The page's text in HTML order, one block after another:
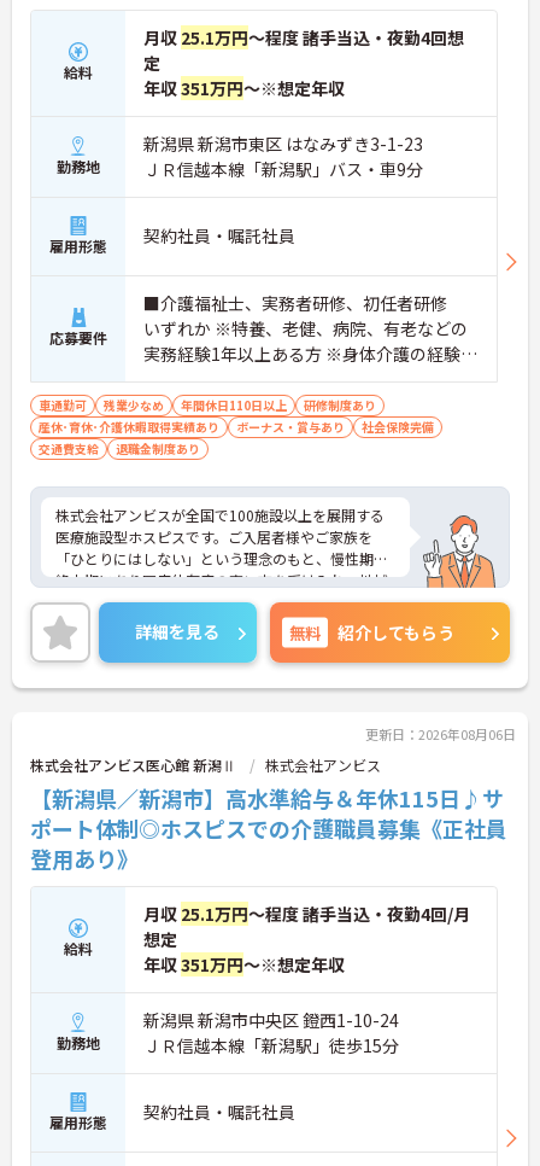
給料
月収 25.1万円～程度 諸手当込・夜勤4回想
定
年収351万円～※想定年収
勤務地
新潟県 新潟市東区 はなみずき3-1-23
ＪＲ信越本線「新潟駅」バス・車9分
雇用形態 契約社員・嘱託社員
応募要件
■介護福祉士、実務者研修、初任者研修
いずれか ※特養、老健、病院、有老などの
実務経験1年以上ある方 ※身体介護の経験年
以上ある方、機械浴の使用の経験のある方
歓迎
車通勤可 残業少なめ 年間休日110日以上
研修制度あり
産休･育休･介護休暇取得実績あり
ボーナス・賞与あり
社会保険完備
交通費支給
退職金制度あり
株式会社アンビスが全国で100施設以上を展開する
医療施設型ホスピスです。ご入居者様やご家族を
「ひとりにはしない」という理念のもと、慢性期や
終末期にあり医療依存度の高い方を受け入れ、地域
医療を支える社会的意義の高い事業を推進していま
す。現場には看護師が24時間常駐しています。急変
時の対応や医療行為は看護師が担当するため、初任
者研修や実務者研修の方も食事介助や入浴介助など
の生活を支えるケアに専念できる環境です。多職種
連携の体制がしっかりと整っています。働き方の面
では、夜勤明けの翌日が原則として公休となるほ
か、月平均の残業時間も5時間から7時間程度とかな
り少なめです。常勤スタッフの比率が90パーセント
を超えているため急な勤務変更が発生しにくく、あ
らかじめ決められた訪問予定表に沿って規則正しく
働けます。入職後は現場スタッフによるお一人おひ
とりに合わせた個別のOJT研修が実施されます。eラ
ーニングも導入されており、多職種と連携しながら
専門性を着実に深めていける環境が用意されていま
す。
★おすすめPOINT★
＜個別ＯＪＴとチーム連携で着実に成長！＞
・入職後はお一人おひとりの習熟度に合わせた個別
のＯＪＴ研修を実施し、ｅラーニングを用いた学習
の機会も提供されます
・施設内には看護師が24時間常駐しており、急変時
の対応や専門的な医療処置は看護師が担当するため
詳細を見る 無料 紹介してもらう
更新日：2026年08月06日
株式会社アンビス医心館 新潟Ⅱ 株式会社アンビス
【新潟県／新潟市】高水準給与＆年休115日♪サ
ポート体制◎ホスピスでの介護職員募集《正社員
登用あり》
給料
月収 25.1万円～程度 諸手当込・夜勤4回/月
想定
年収351万円～※想定年収
勤務地
新潟県 新潟市中央区 鐙西1-10-24
ＪＲ信越本線「新潟駅」徒歩15分
雇用形態 契約社員・嘱託社員